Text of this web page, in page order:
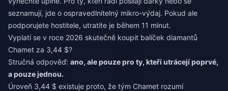
seznamují, jde o ospravedlnitelný mikro-výdaj. Pokud ale
podporujete hostitele, utratíte je během 11 minut.
Vyplatí se v roce 2026 skutečně koupit balíček diamantů
Chamet za 3,44 $?
Stručná odpověď: ano, ale pouze pro ty, kteří utrácejí poprvé,
a pouze jednou.
Úroveň 3,44 $ existuje proto, že tým Chamet rozumí